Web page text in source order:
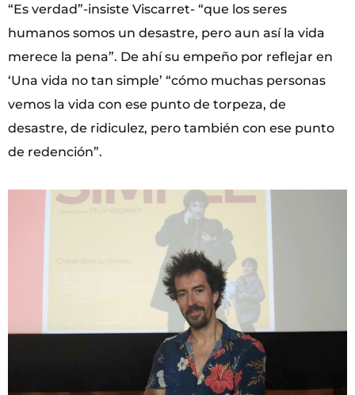
“Es verdad”-insiste Viscarret- “que los seres
humanos somos un desastre, pero aun así la vida
merece la pena”. De ahí su empeño por reflejar en
‘Una vida no tan simple’ “cómo muchas personas
vemos la vida con ese punto de torpeza, de
desastre, de ridiculez, pero también con ese punto
de redención”.